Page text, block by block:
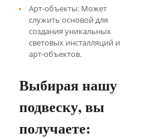
Арт-объекты: Может
служить основой для
создания уникальных
световых инсталляций и
арт-объектов.
Выбирая нашу
подвеску, вы
получаете: